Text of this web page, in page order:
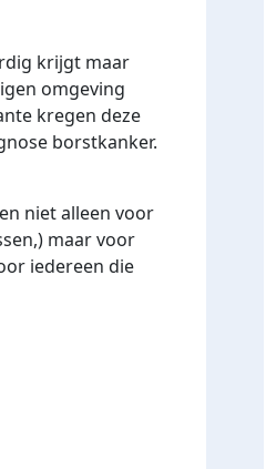
krijgt maar
omgeving
kregen deze
borstkanker.
niet alleen voor
maar voor
iedereen die